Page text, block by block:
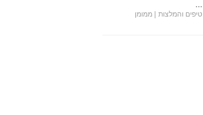
טיפים והמלצות | ממומן